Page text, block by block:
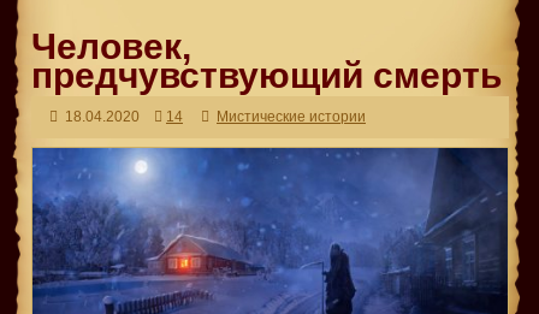
Человек,
предчувствующий смерть
18.04.2020 14 Мистические истории